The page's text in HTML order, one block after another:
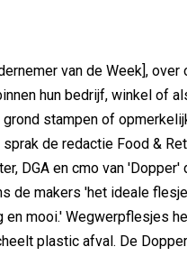
van de Week], over
hun bedrijf, winkel of
stampen of
de redactie Food &
DGA en cmo van
de makers 'het ideale
en mooi.' Wegwerpflesjes
plastic afval. De
biedt...
1-coureurs...
Van